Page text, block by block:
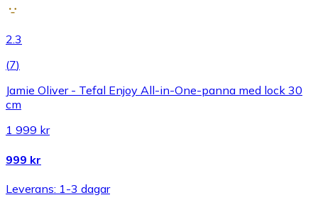
2.3
(7)
Jamie Oliver - Tefal Enjoy All-in-One-panna med lock 30
cm
1 999 kr
999 kr
Leverans: 1-3 dagar